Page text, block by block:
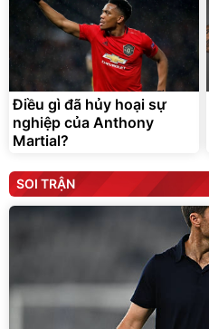
Điều gì đã hủy hoại sự
nghiệp của Anthony
Martial?
SOI TRẬN